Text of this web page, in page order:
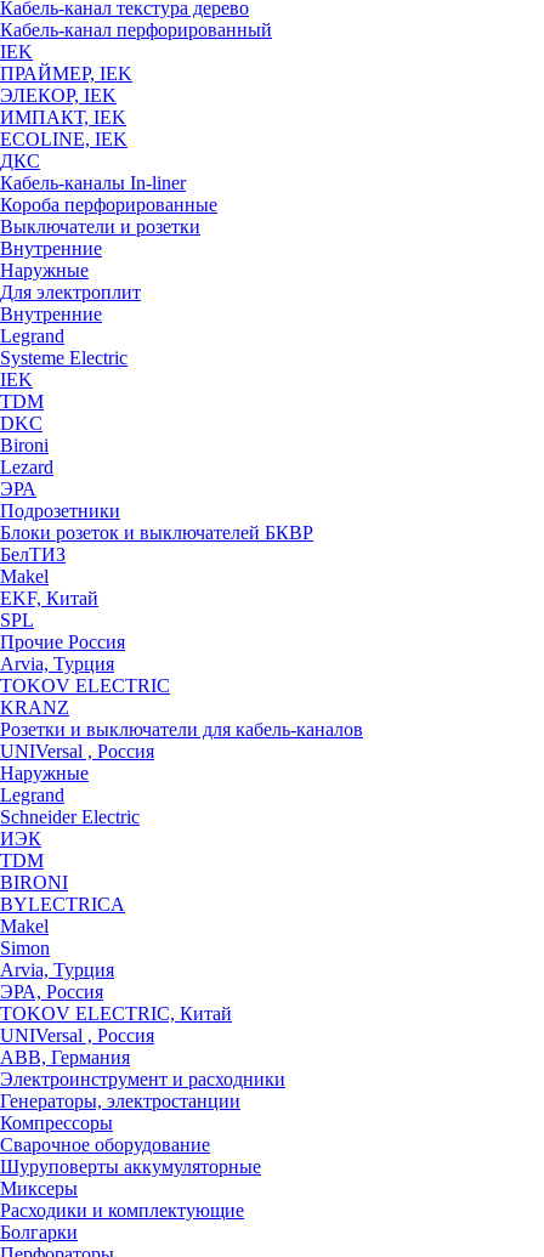
Кабель-канал текстура дерево
Кабель-канал перфорированный
IEK
ПРАЙМЕР, IEK
ЭЛЕКОР, IEK
ИМПАКТ, IEK
ECOLINE, IEK
ДКС
Кабель-каналы In-liner
Короба перфорированные
Выключатели и розетки
Внутренние
Наружные
Для электроплит
Внутренние
Legrand
Systeme Electric
IEK
TDM
DKC
Bironi
Lezard
ЭРА
Подрозетники
Блоки розеток и выключателей БКВР
БелТИЗ
Makel
EKF, Китай
SPL
Прочие Россия
Arvia, Турция
TOKOV ELECTRIC
KRANZ
Розетки и выключатели для кабель-каналов
UNIVersal , Россия
Наружные
Legrand
Schneider Electric
ИЭК
TDM
BIRONI
BYLECTRICA
Makel
Simon
Arvia, Турция
ЭРА, Россия
TOKOV ELECTRIC, Китай
UNIVersal , Россия
ABB, Германия
Электроинструмент и расходники
Генераторы, электростанции
Компрессоры
Сварочное оборудование
Шуруповерты аккумуляторные
Миксеры
Расходики и комплектующие
Болгарки